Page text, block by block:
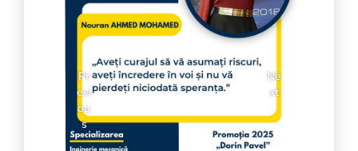
Pr
evi
ou
s
Ne
xt